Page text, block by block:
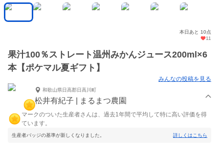
本日あと 10点
11
果汁100％ストレート温州みかんジュース200ml×6
本【ポケマル夏ギフト】
みんなの投稿を見る
和歌山県日高郡日高川町
松井有紀子 | まるまつ農園
マークのついた生産者さんは、過去1年間で平均して特に高い評価を得
ています。
生産者バッジの基準が新しくなりました。 詳しくはこちら